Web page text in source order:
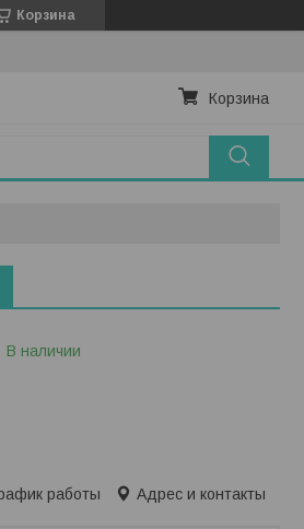
Корзина
Корзина
В наличии
работы Адрес и контакты